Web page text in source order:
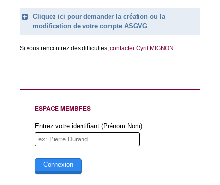
Cliquez ici pour demander la création ou la
modification de votre compte ASGVG
Prénom (obligatoire)
Message (obligatoire)
Si vous rencontrez des difficultés, contacter Cyril MIGNON.
ESPACE MEMBRES
Entrez votre identifiant (Prénom Nom) :